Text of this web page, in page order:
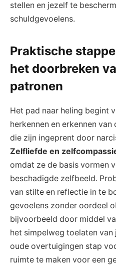
stellen en jezelf te
schuldgevoelens.
Praktische
het doorbreken
patronen
Het pad naar heling begint
herkennen en erkennen
die zijn ingeprent door
Zelfliefde en
omdat ze de basis vormen
beschadigde zelfbeeld.
van stilte en reflectie in te
gevoelens zonder oordeel
bijvoorbeeld door middel
het simpelweg toelaten
oude overtuigingen stap
ruimte te maken voor een